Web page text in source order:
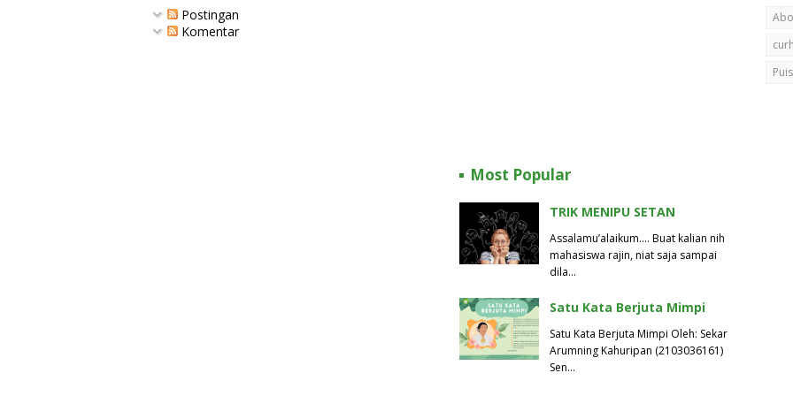
Postingan
Komentar
Most Popular
TRIK MENIPU SETAN
Assalamu’alaikum…. Buat kalian nih
mahasiswa rajin, niat saja sampai
dila…
Satu Kata Berjuta Mimpi
Satu Kata Berjuta Mimpi Oleh: Sekar
Arumning Kahuripan (2103036161)
Sen…